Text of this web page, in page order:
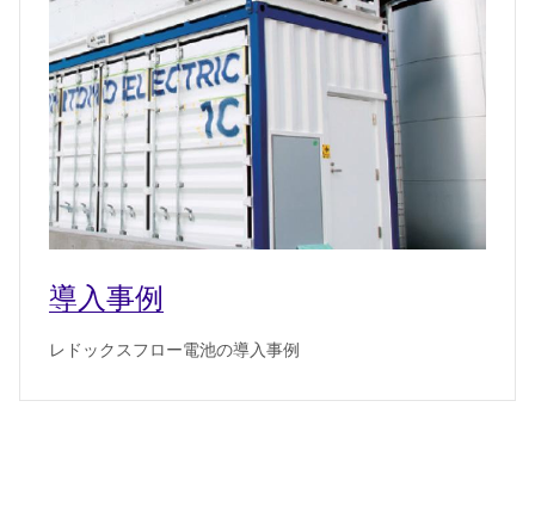
導入事例
レドックスフロー電池の導入事例